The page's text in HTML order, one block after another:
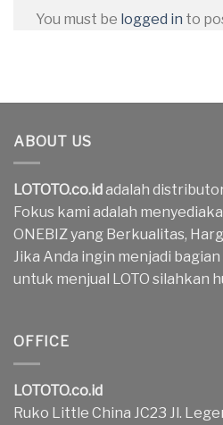
You must be logged in to
ABOUT US
LOTOTO.co.id adalah distributor
Fokus kami adalah
ONEBIZ yang Berkualitas,
Jika Anda ingin menjadi
untuk menjual LOTO silahkan
OFFICE
LOTOTO.co.id
Ruko Little China JC23 Jl.